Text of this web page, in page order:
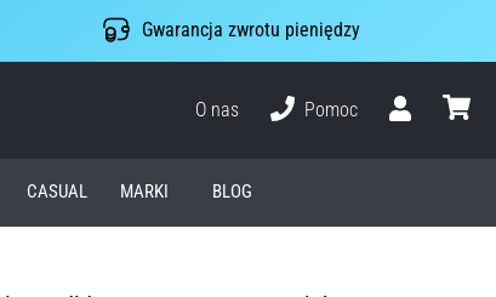
Gwarancja zwrotu pieniędzy
O nas
Pomoc
CASUAL MARKI BLOG